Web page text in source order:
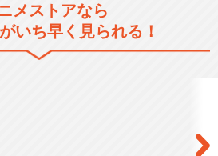
メストアなら
いち早く見られる！